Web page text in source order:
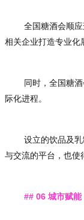
全国糖酒会顺
相关企业打造专业化
同时，全国糖
际化进程。
设立的饮品及
与交流的平台，也使
## 06 城市赋能